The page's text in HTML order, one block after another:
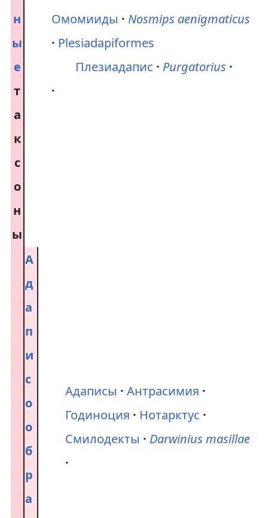
н
ы
е
т
а
к
с
о
н
ы
Омомииды
Nosmips aenigmaticus
Plesiadapiformes
Плезиадапис
Purgatorius
А
д
а
п
и
с
о
о
б
р
а
Адаписы
Антрасимия
Годиноция
Нотарктус
Смилодекты
Darwinius masillae